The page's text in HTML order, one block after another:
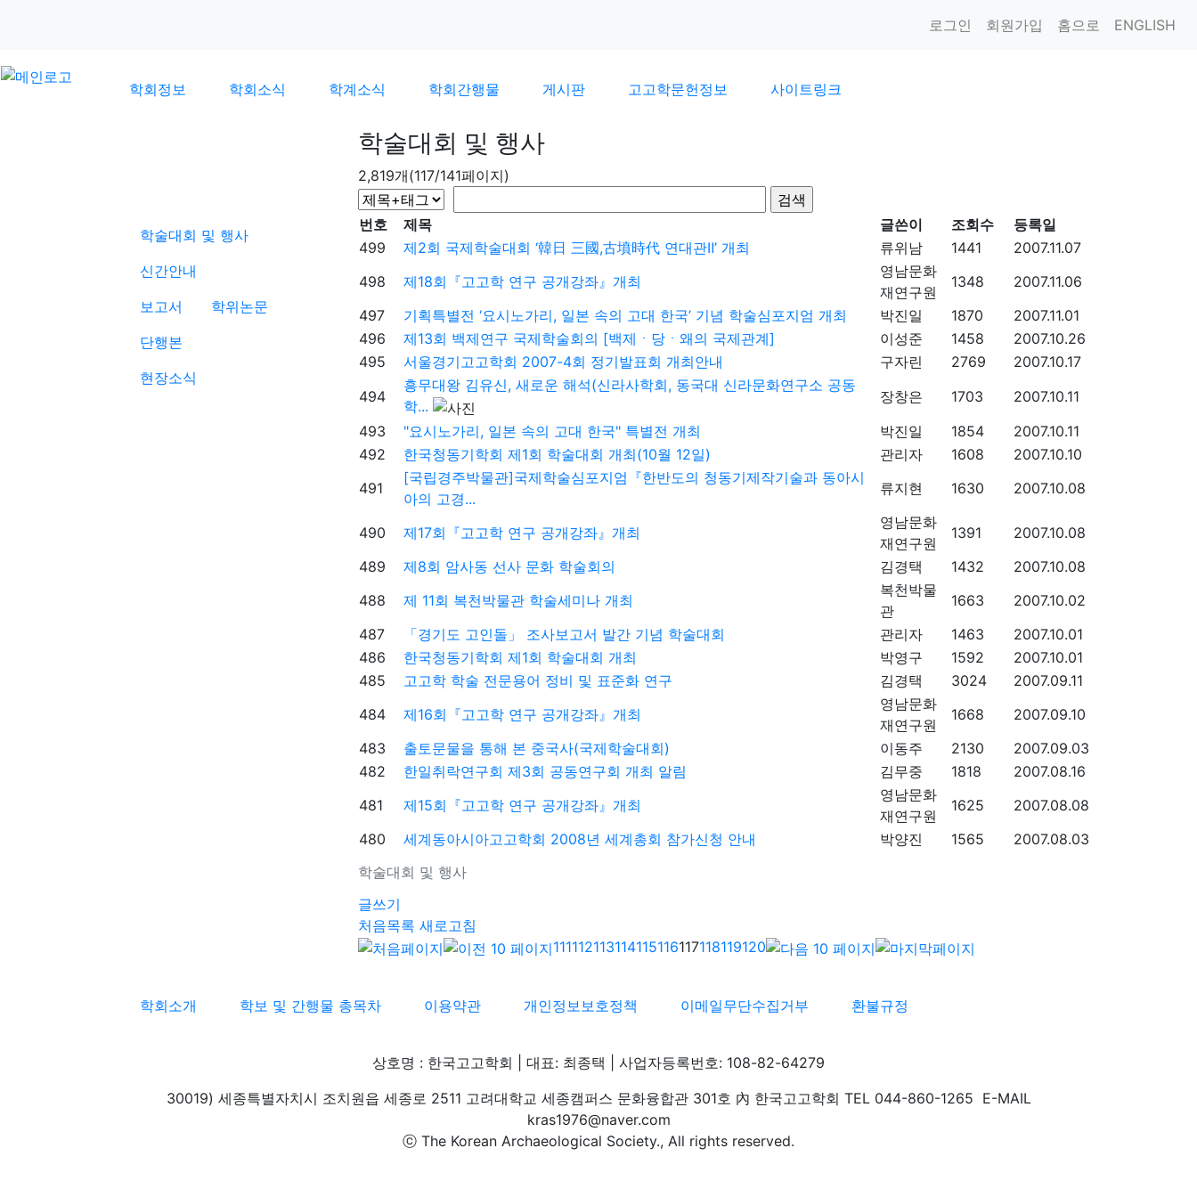
로그인 회원가입 홈으로 ENGLISH
학회정보 학회소식 학계소식 학회간행물 게시판 고고학문헌정보 사이트링크
학술대회 및 행사
신간안내
보고서
학위논문
단행본
현장소식
학술대회 및 행사
2,819개(117/141페이지)
학술대회 및 행사
번호 제목 글쓴이 조회수
등록일
499
제2회 국제학술대회 ‘韓日 三國,古墳時代 연대관Ⅱ’ 개최 류위남 1441
2007.11.07
498
제18회『고고학 연구 공개강좌』개최
영남문화
재연구원
1348
2007.11.06
497
기획특별전 ‘요시노가리, 일본 속의 고대 한국’ 기념 학술심포지엄 개최 박진일 1870
2007.11.01
496
제13회 백제연구 국제학술회의 [백제ㆍ당ㆍ왜의 국제관계] 이성준 1458
2007.10.26
495
서울경기고고학회 2007-4회 정기발표회 개최안내 구자린 2769
2007.10.17
494
흥무대왕 김유신, 새로운 해석(신라사학회, 동국대 신라문화연구소 공동
학...
장창은 1703
2007.10.11
493
"요시노가리, 일본 속의 고대 한국" 특별전 개최 박진일 1854
2007.10.11
492
한국청동기학회 제1회 학술대회 개최(10월 12일) 관리자 1608
2007.10.10
491
[국립경주박물관]국제학술심포지엄『한반도의 청동기제작기술과 동아시
아의 고경...
류지현 1630 2007.10.08
490 제17회『고고학 연구 공개강좌』개최
영남문화
재연구원
1391
2007.10.08
489
제8회 암사동 선사 문화 학술회의 김경택 1432
2007.10.08
488
제 11회 복천박물관 학술세미나 개최
복천박물
관
1663
2007.10.02
487
「경기도 고인돌」 조사보고서 발간 기념 학술대회 관리자 1463
2007.10.01
486
한국청동기학회 제1회 학술대회 개최 박영구 1592
2007.10.01
485
고고학 학술 전문용어 정비 및 표준화 연구 김경택 3024
2007.09.11
484
제16회『고고학 연구 공개강좌』개최
영남문화
재연구원
1668
2007.09.10
483
출토문물을 통해 본 중국사(국제학술대회) 이동주 2130
2007.09.03
482
한일취락연구회 제3회 공동연구회 개최 알림 김무중 1818
2007.08.16
481
제15회『고고학 연구 공개강좌』개최
영남문화
재연구원
1625
2007.08.08
480
세계동아시아고고학회 2008년 세계총회 참가신청 안내 박양진 1565 2007.08.03
글쓰기
처음목록 새로고침
111112113114115116117118119120
학회소개 학보 및 간행물 총목차 이용약관 개인정보보호정책 이메일무단수집거부 환불규정
상호명 : 한국고고학회 | 대표: 최종택 | 사업자등록번호: 108-82-64279
30019) 세종특별자치시 조치원읍 세종로 2511 고려대학교 세종캠퍼스 문화융합관 301호 內 한국고고학회 TEL 044-860-1265 E-MAIL
kras1976@naver.com
ⓒ The Korean Archaeological Society., All rights reserved.